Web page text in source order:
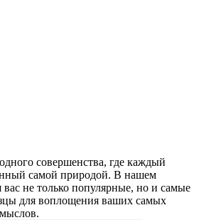
совершенства, где каждый
самой природой. В нашем
вас не только популярные, но и самые
для воплощения ваших самых